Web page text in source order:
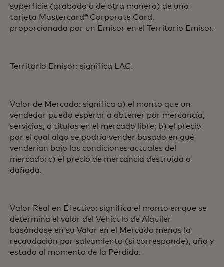
superficie (grabado o de otra manera) de una
tarjeta Mastercard® Corporate Card,
proporcionada por un Emisor en el Territorio Emisor.
Territorio Emisor: significa LAC.
Valor de Mercado: significa a) el monto que un
vendedor pueda esperar a obtener por mercancía,
servicios, o títulos en el mercado libre; b) el precio
por el cual algo se podría vender basado en qué
venderían bajo las condiciones actuales del
mercado; c) el precio de mercancía destruida o
dañada.
Valor Real en Efectivo: significa el monto en que se
determina el valor del Vehículo de Alquiler
basándose en su Valor en el Mercado menos la
recaudación por salvamiento (si corresponde), año y
estado al momento de la Pérdida.